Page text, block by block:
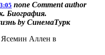
none Comment author
Биография.
by СинемаТурк
Ясемин Аллен в